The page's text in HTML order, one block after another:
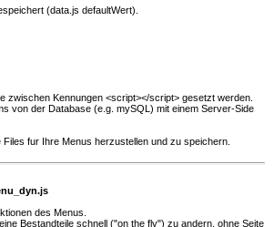
(data.js defaultWert).
zwischen Kennungen <script></script> gesetzt werden.
von der Database (e.g. mySQL) mit einem Server-Side
Files fur Ihre Menus herzustellen und zu speichern.
des Menus.
Bestandteile schnell ("on the fly") zu andern, ohne Seite